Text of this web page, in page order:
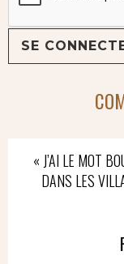
« J’AI LE MOT
DANS LES